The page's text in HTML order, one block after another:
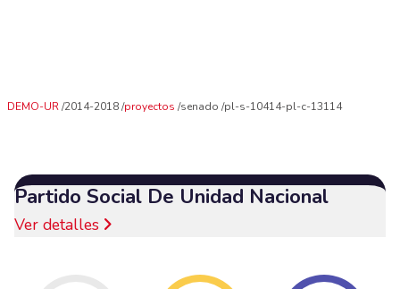
DEMO-UR 2014-2018 proyectos senado pl-s-10414-pl-c-13114
Partido Social De Unidad Nacional
Ver detalles